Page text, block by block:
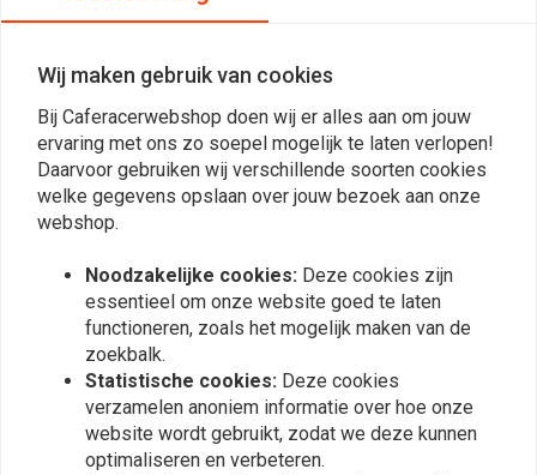
met Aramide verstevigingen op de palm voor extra duurzaamheid. Met
polsband en CE-certificering met knokkelbescherming combineren deze
handschoenen stijl, comfort en veiligheid voor je ritten.
Specificaties:
Kleur: Bruin
stijl.
Anti-slijtage Aramide verstevigingen op de palm voor betere
bescherming.
Touchfunctie op de wijs- en middelvinger voor compatibiliteit met
Verstelbare polsband met klittenband voor een veilige en
comfortabele pasvorm.
Lees meer
Reviews
(0 beoordelingen)
Wij maken gebruik van cookies
Bij Caferacerwebshop doen wij er alles aan om jouw
ervaring met ons zo soepel mogelijk te laten verlopen!
Daarvoor gebruiken wij verschillende soorten cookies
welke gegevens opslaan over jouw bezoek aan onze
webshop.
Noodzakelijke cookies: Deze cookies zijn
essentieel om onze website goed te laten
functioneren, zoals het mogelijk maken van de
zoekbalk.
Statistische cookies: Deze cookies
verzamelen anoniem informatie over hoe onze
website wordt gebruikt, zodat we deze kunnen
optimaliseren en verbeteren.